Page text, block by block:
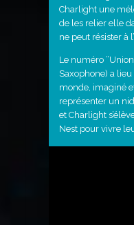
Charlight une
de les relier elle
ne peut résister à
Le numéro
Saxophone) a
monde, imaginé
représenter un
et Charlight
Nest pour vivre